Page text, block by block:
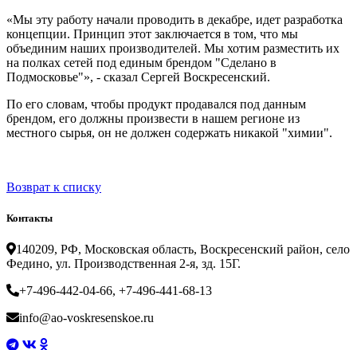
«Мы эту работу начали проводить в декабре, идет разработка
концепции. Принцип этот заключается в том, что мы
объединим наших производителей. Мы хотим разместить их
на полках сетей под единым брендом "Сделано в
Подмосковье"», - сказал Сергей Воскресенский.
По его словам, чтобы продукт продавался под данным
брендом, его должны произвести в нашем регионе из
местного сырья, он не должен содержать никакой "химии".
Возврат к списку
Контакты
140209, РФ, Московская область, Воскресенский район, село
Федино, ул. Производственная 2-я, зд. 15Г.
+7-496-442-04-66, +7-496-441-68-13
info@ao-voskresenskoe.ru